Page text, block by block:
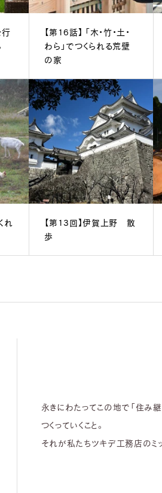
行
【第16話】 「木・竹・土・
わら」でつくられる荒壁
の家
れ
【第13回】伊賀上野 散
歩
永きにわたってこの地で「住み
つくっていくこと。
それが私たちツキデ工務店のミ